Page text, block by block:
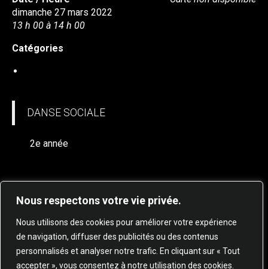
Nous respectons votre vie privée.
Nous utilisons des cookies pour améliorer votre expérience
de navigation, diffuser des publicités ou des contenus
personnalisés et analyser notre trafic. En cliquant sur « Tout
accepter », vous consentez à notre utilisation des cookies.
dimanche 27 mars 2022
13 h 00 à 14 h 00
Catégories
DANSE SOCIALE
2e année
© 2025 STUDIO DE DANSE HARMONIE TOUS